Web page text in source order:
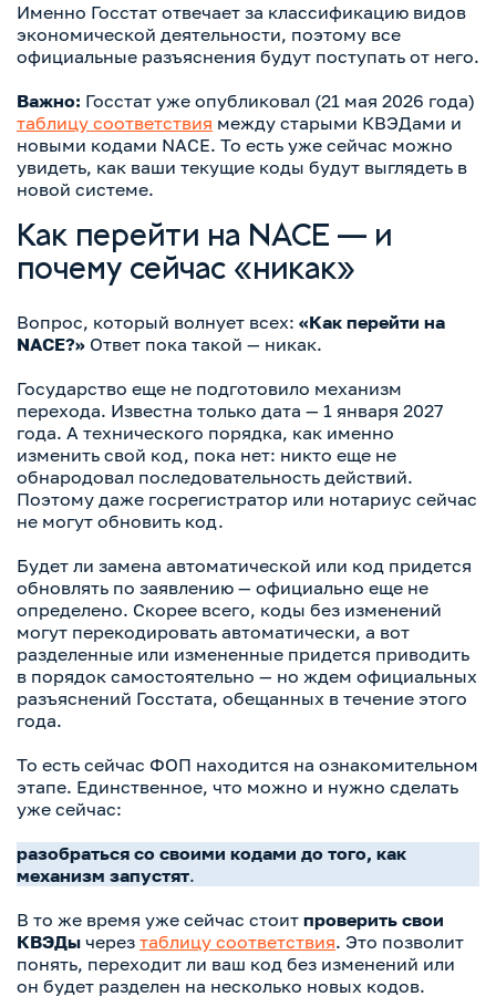
Именно Госстат отвечает за классификацию видов
экономической деятельности, поэтому все
официальные разъяснения будут поступать от него.
Важно: Госстат уже опубликовал (21 мая 2026 года)
таблицу соответствия между старыми КВЭДами и
новыми кодами NACE. То есть уже сейчас можно
увидеть, как ваши текущие коды будут выглядеть в
новой системе.
Как перейти на NACE — и
почему сейчас «никак»
Вопрос, который волнует всех: «Как перейти на
NACE?» Ответ пока такой — никак.
Государство еще не подготовило механизм
перехода. Известна только дата — 1 января 2027
года. А технического порядка, как именно
изменить свой код, пока нет: никто еще не
обнародовал последовательность действий.
Поэтому даже госрегистратор или нотариус сейчас
не могут обновить код.
Будет ли замена автоматической или код придется
обновлять по заявлению — официально еще не
определено. Скорее всего, коды без изменений
могут перекодировать автоматически, а вот
разделенные или измененные придется приводить
в порядок самостоятельно — но ждем официальных
разъяснений Госстата, обещанных в течение этого
года.
То есть сейчас ФОП находится на ознакомительном
этапе. Единственное, что можно и нужно сделать
уже сейчас:
разобраться со своими кодами до того, как
механизм запустят.
В то же время уже сейчас стоит проверить свои
КВЭДы через таблицу соответствия. Это позволит
понять, переходит ли ваш код без изменений или
он будет разделен на несколько новых кодов.